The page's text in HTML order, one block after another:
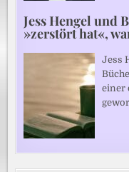
Jess Hengel und
»zerstört hat«,
Jess
einer